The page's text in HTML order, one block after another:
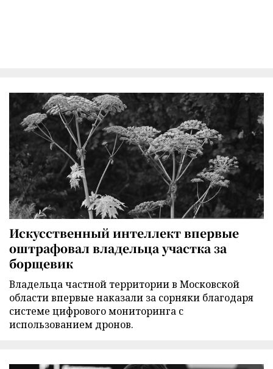
Искусственный интеллект впервые
оштрафовал владельца участка за
борщевик
Владельца частной территории в Московской
области впервые наказали за сорняки благодаря
системе цифрового мониторинга с
использованием дронов.